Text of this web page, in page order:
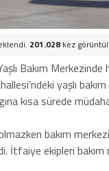
201.028 kez
Bakım
yaşlı
kısa sürede
bakım
İtfaiye ekipleri bakım